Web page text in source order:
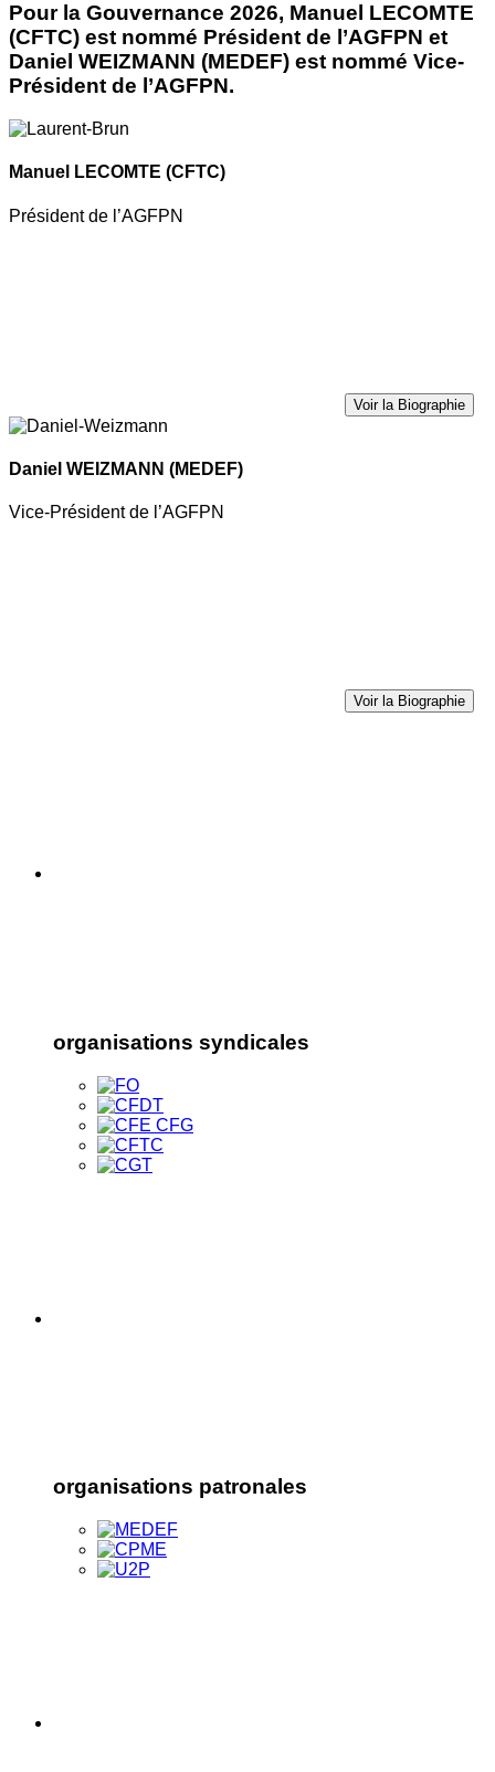
Pour la Gouvernance 2026, Manuel LECOMTE
(CFTC) est nommé Président de l’AGFPN et
Daniel WEIZMANN (MEDEF) est nommé Vice-
Président de l’AGFPN.
Manuel LECOMTE (CFTC)
Président de l’AGFPN
Voir la Biographie
Daniel WEIZMANN (MEDEF)
Vice-Président de l’AGFPN
Voir la Biographie
organisations syndicales
organisations patronales